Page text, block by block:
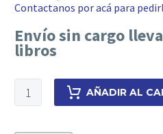
Contactanos por acá para
Envío sin cargo
libros
Instituciones
de
AÑADIR AL